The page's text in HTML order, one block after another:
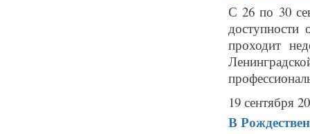
С 26 по 30
доступности
проходит
19 сентября
В